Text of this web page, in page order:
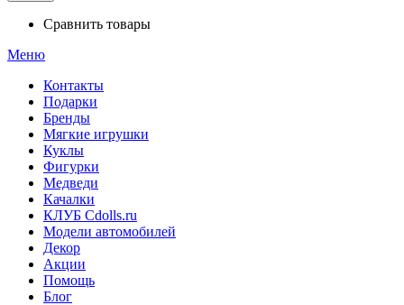
Сравнить товары
Меню
Контакты
Подарки
Бренды
Мягкие игрушки
Куклы
Фигурки
Медведи
Качалки
КЛУБ Cdolls.ru
Модели автомобилей
Декор
Акции
Помощь
Блог